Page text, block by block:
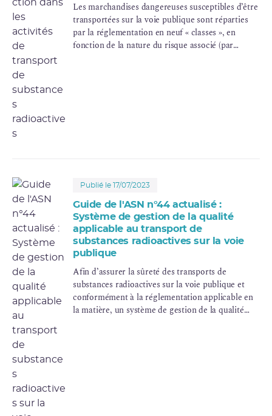
Les marchandises dangereuses susceptibles d’être
transportées sur la voie publique sont réparties
par la réglementation en neuf « classes », en
fonction de la nature du risque associé (par
Publié le 17/07/2023
Guide de l'ASN n°44 actualisé :
Système de gestion de la qualité
applicable au transport de
substances radioactives sur la voie
publique
Afin d’assurer la sûreté des transports de
substances radioactives sur la voie publique et
conformément à la réglementation applicable en
la matière, un système de gestion de la qualité